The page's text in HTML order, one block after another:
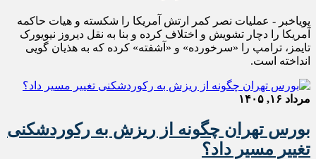
پویاخبر - عملیات نصر کمر ارتش آمریکا را شکسته و هیات حاکمه
آمریکا را دچار تشویش و اختلاف کرده و بنا به نقل دیروز نیویورک
تایمز، ترامپ را «سرخورده» و «آشفته» کرده که به هذیان گویی
انداخته است.
مرداد ۱۶, ۱۴۰۵
بورس تهران چگونه از ریزش به رکوردشکنی
تغییر مسیر داد؟